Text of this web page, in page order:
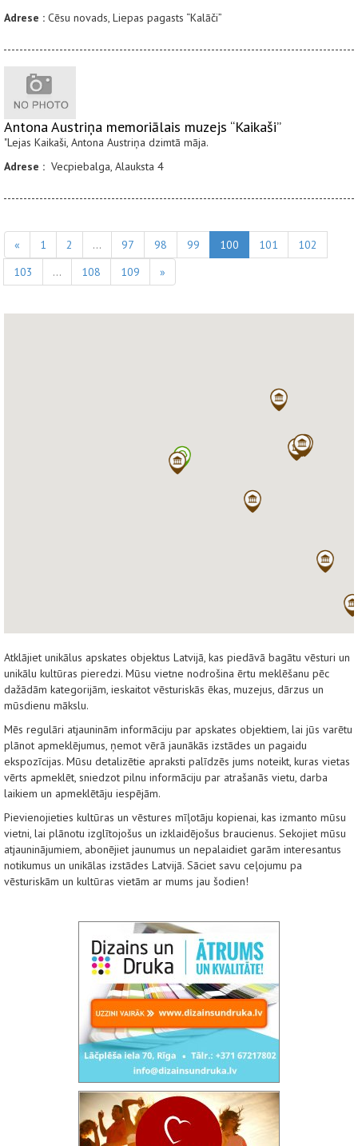
Adrese : Cēsu novads, Liepas pagasts “Kalāči”
Antona Austriņa memoriālais muzejs “Kaikaši”
"Lejas Kaikaši, Antona Austriņa dzimtā māja.
Adrese : Vecpiebalga, Alauksta 4
« 1 2 ... 97 98 99 100 101
102
103
... 108 109 »
Atklājiet unikālus apskates objektus Latvijā, kas piedāvā bagātu vēsturi un
unikālu kultūras pieredzi. Mūsu vietne nodrošina ērtu meklēšanu pēc
dažādām kategorijām, ieskaitot vēsturiskās ēkas, muzejus, dārzus un
mūsdienu mākslu.
Mēs regulāri atjauninām informāciju par apskates objektiem, lai jūs varētu
plānot apmeklējumus, ņemot vērā jaunākās izstādes un pagaidu
ekspozīcijas. Mūsu detalizētie apraksti palīdzēs jums noteikt, kuras vietas
vērts apmeklēt, sniedzot pilnu informāciju par atrašanās vietu, darba
laikiem un apmeklētāju iespējām.
Pievienojieties kultūras un vēstures mīļotāju kopienai, kas izmanto mūsu
vietni, lai plānotu izglītojošus un izklaidējošus braucienus. Sekojiet mūsu
atjauninājumiem, abonējiet jaunumus un nepalaidiet garām interesantus
notikumus un unikālas izstādes Latvijā. Sāciet savu ceļojumu pa
vēsturiskām un kultūras vietām ar mums jau šodien!